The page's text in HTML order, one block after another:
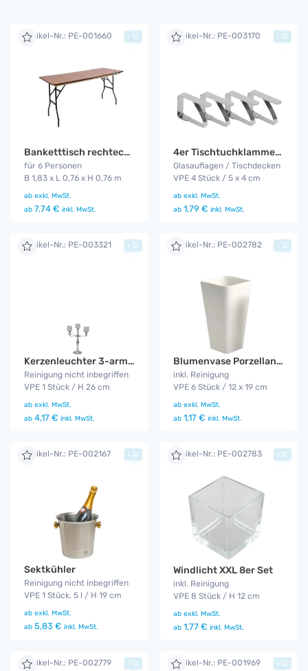
Artikel-Nr.: PE-001660
Banketttisch rechteckig 1,83 m
für 6 Personen
B 1,83 x L 0,76 x H 0,76 m
ab exkl. MwSt.
ab 7,74 € inkl. MwSt.
+ Artikel-Nr.: PE-003170
4er Tischtuchklammer Set
Glasauflagen / Tischdecken
VPE 4 Stück / 5 x 4 cm
ab exkl. MwSt.
ab 1,79 € inkl. MwSt.
+
Artikel-Nr.: PE-003321
Kerzenleuchter 3-armig 26 cm
Reinigung nicht inbegriffen
VPE 1 Stück / H 26 cm
ab exkl. MwSt.
ab 4,17 € inkl. MwSt.
+ Artikel-Nr.: PE-002782
Blumenvase Porzellan 6er Set
inkl. Reinigung
VPE 6 Stück / 12 x 19 cm
ab exkl. MwSt.
ab 1,17 € inkl. MwSt.
+
Artikel-Nr.: PE-002167
Sektkühler
Reinigung nicht inbegriffen
VPE 1 Stück, 5 l / H 19 cm
ab exkl. MwSt.
ab 5,83 € inkl. MwSt.
+ Artikel-Nr.: PE-002783
Windlicht XXL 8er Set
inkl. Reinigung
VPE 8 Stück / H 12 cm
ab exkl. MwSt.
ab 1,77 € inkl. MwSt.
+
Artikel-Nr.: PE-002779 + Artikel-Nr.: PE-001969 +